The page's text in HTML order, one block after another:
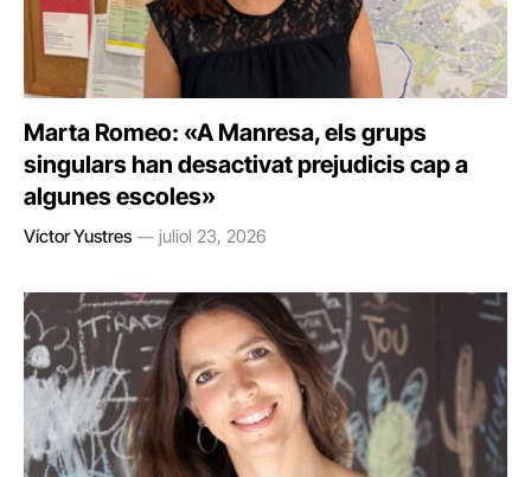
Marta Romeo: «A Manresa, els grups
singulars han desactivat prejudicis cap a
algunes escoles»
Víctor Yustres juliol 23, 2026